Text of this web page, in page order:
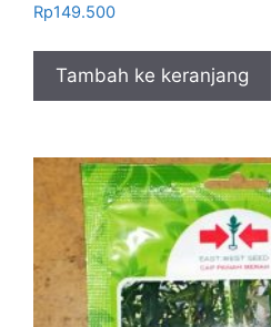
Rp149.500
Tambah ke keranjang